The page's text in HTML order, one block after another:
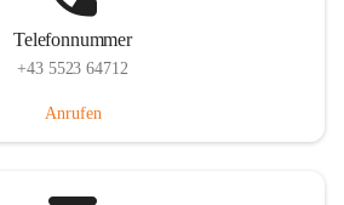
Telefonnummer
+43 5523 64712
Anrufen